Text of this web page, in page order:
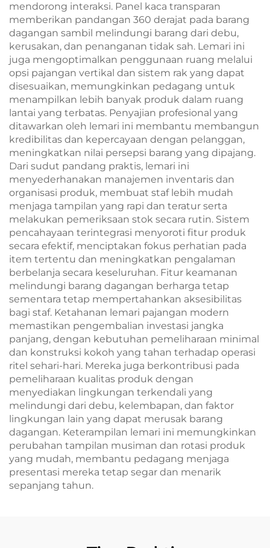
mendorong interaksi. Panel kaca transparan
memberikan pandangan 360 derajat pada barang
dagangan sambil melindungi barang dari debu,
kerusakan, dan penanganan tidak sah. Lemari ini
juga mengoptimalkan penggunaan ruang melalui
opsi pajangan vertikal dan sistem rak yang dapat
disesuaikan, memungkinkan pedagang untuk
menampilkan lebih banyak produk dalam ruang
lantai yang terbatas. Penyajian profesional yang
ditawarkan oleh lemari ini membantu membangun
kredibilitas dan kepercayaan dengan pelanggan,
meningkatkan nilai persepsi barang yang dipajang.
Dari sudut pandang praktis, lemari ini
menyederhanakan manajemen inventaris dan
organisasi produk, membuat staf lebih mudah
menjaga tampilan yang rapi dan teratur serta
melakukan pemeriksaan stok secara rutin. Sistem
pencahayaan terintegrasi menyoroti fitur produk
secara efektif, menciptakan fokus perhatian pada
item tertentu dan meningkatkan pengalaman
berbelanja secara keseluruhan. Fitur keamanan
melindungi barang dagangan berharga tetap
sementara tetap mempertahankan aksesibilitas
bagi staf. Ketahanan lemari pajangan modern
memastikan pengembalian investasi jangka
panjang, dengan kebutuhan pemeliharaan minimal
dan konstruksi kokoh yang tahan terhadap operasi
ritel sehari-hari. Mereka juga berkontribusi pada
pemeliharaan kualitas produk dengan
menyediakan lingkungan terkendali yang
melindungi dari debu, kelembapan, dan faktor
lingkungan lain yang dapat merusak barang
dagangan. Keterampilan lemari ini memungkinkan
perubahan tampilan musiman dan rotasi produk
yang mudah, membantu pedagang menjaga
presentasi mereka tetap segar dan menarik
sepanjang tahun.